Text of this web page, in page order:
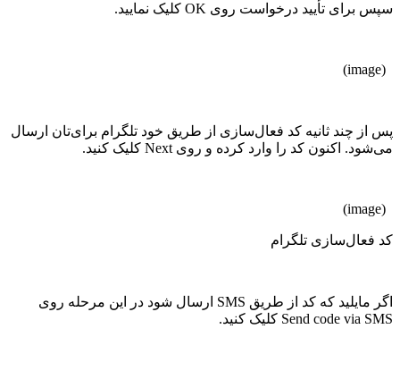
سپس برای تأیید درخواست روی OK کلیک نمایید.
(image)
پس از چند ثانیه کد فعال‌سازی از طریق خود تلگرام برای‌تان ارسال
می‌شود. اکنون کد را وارد کرده و روی Next کلیک کنید.
(image)
کد فعال‌سازی تلگرام
اگر مایلید که کد از طریق SMS ارسال شود در این مرحله روی
Send code via SMS کلیک کنید.